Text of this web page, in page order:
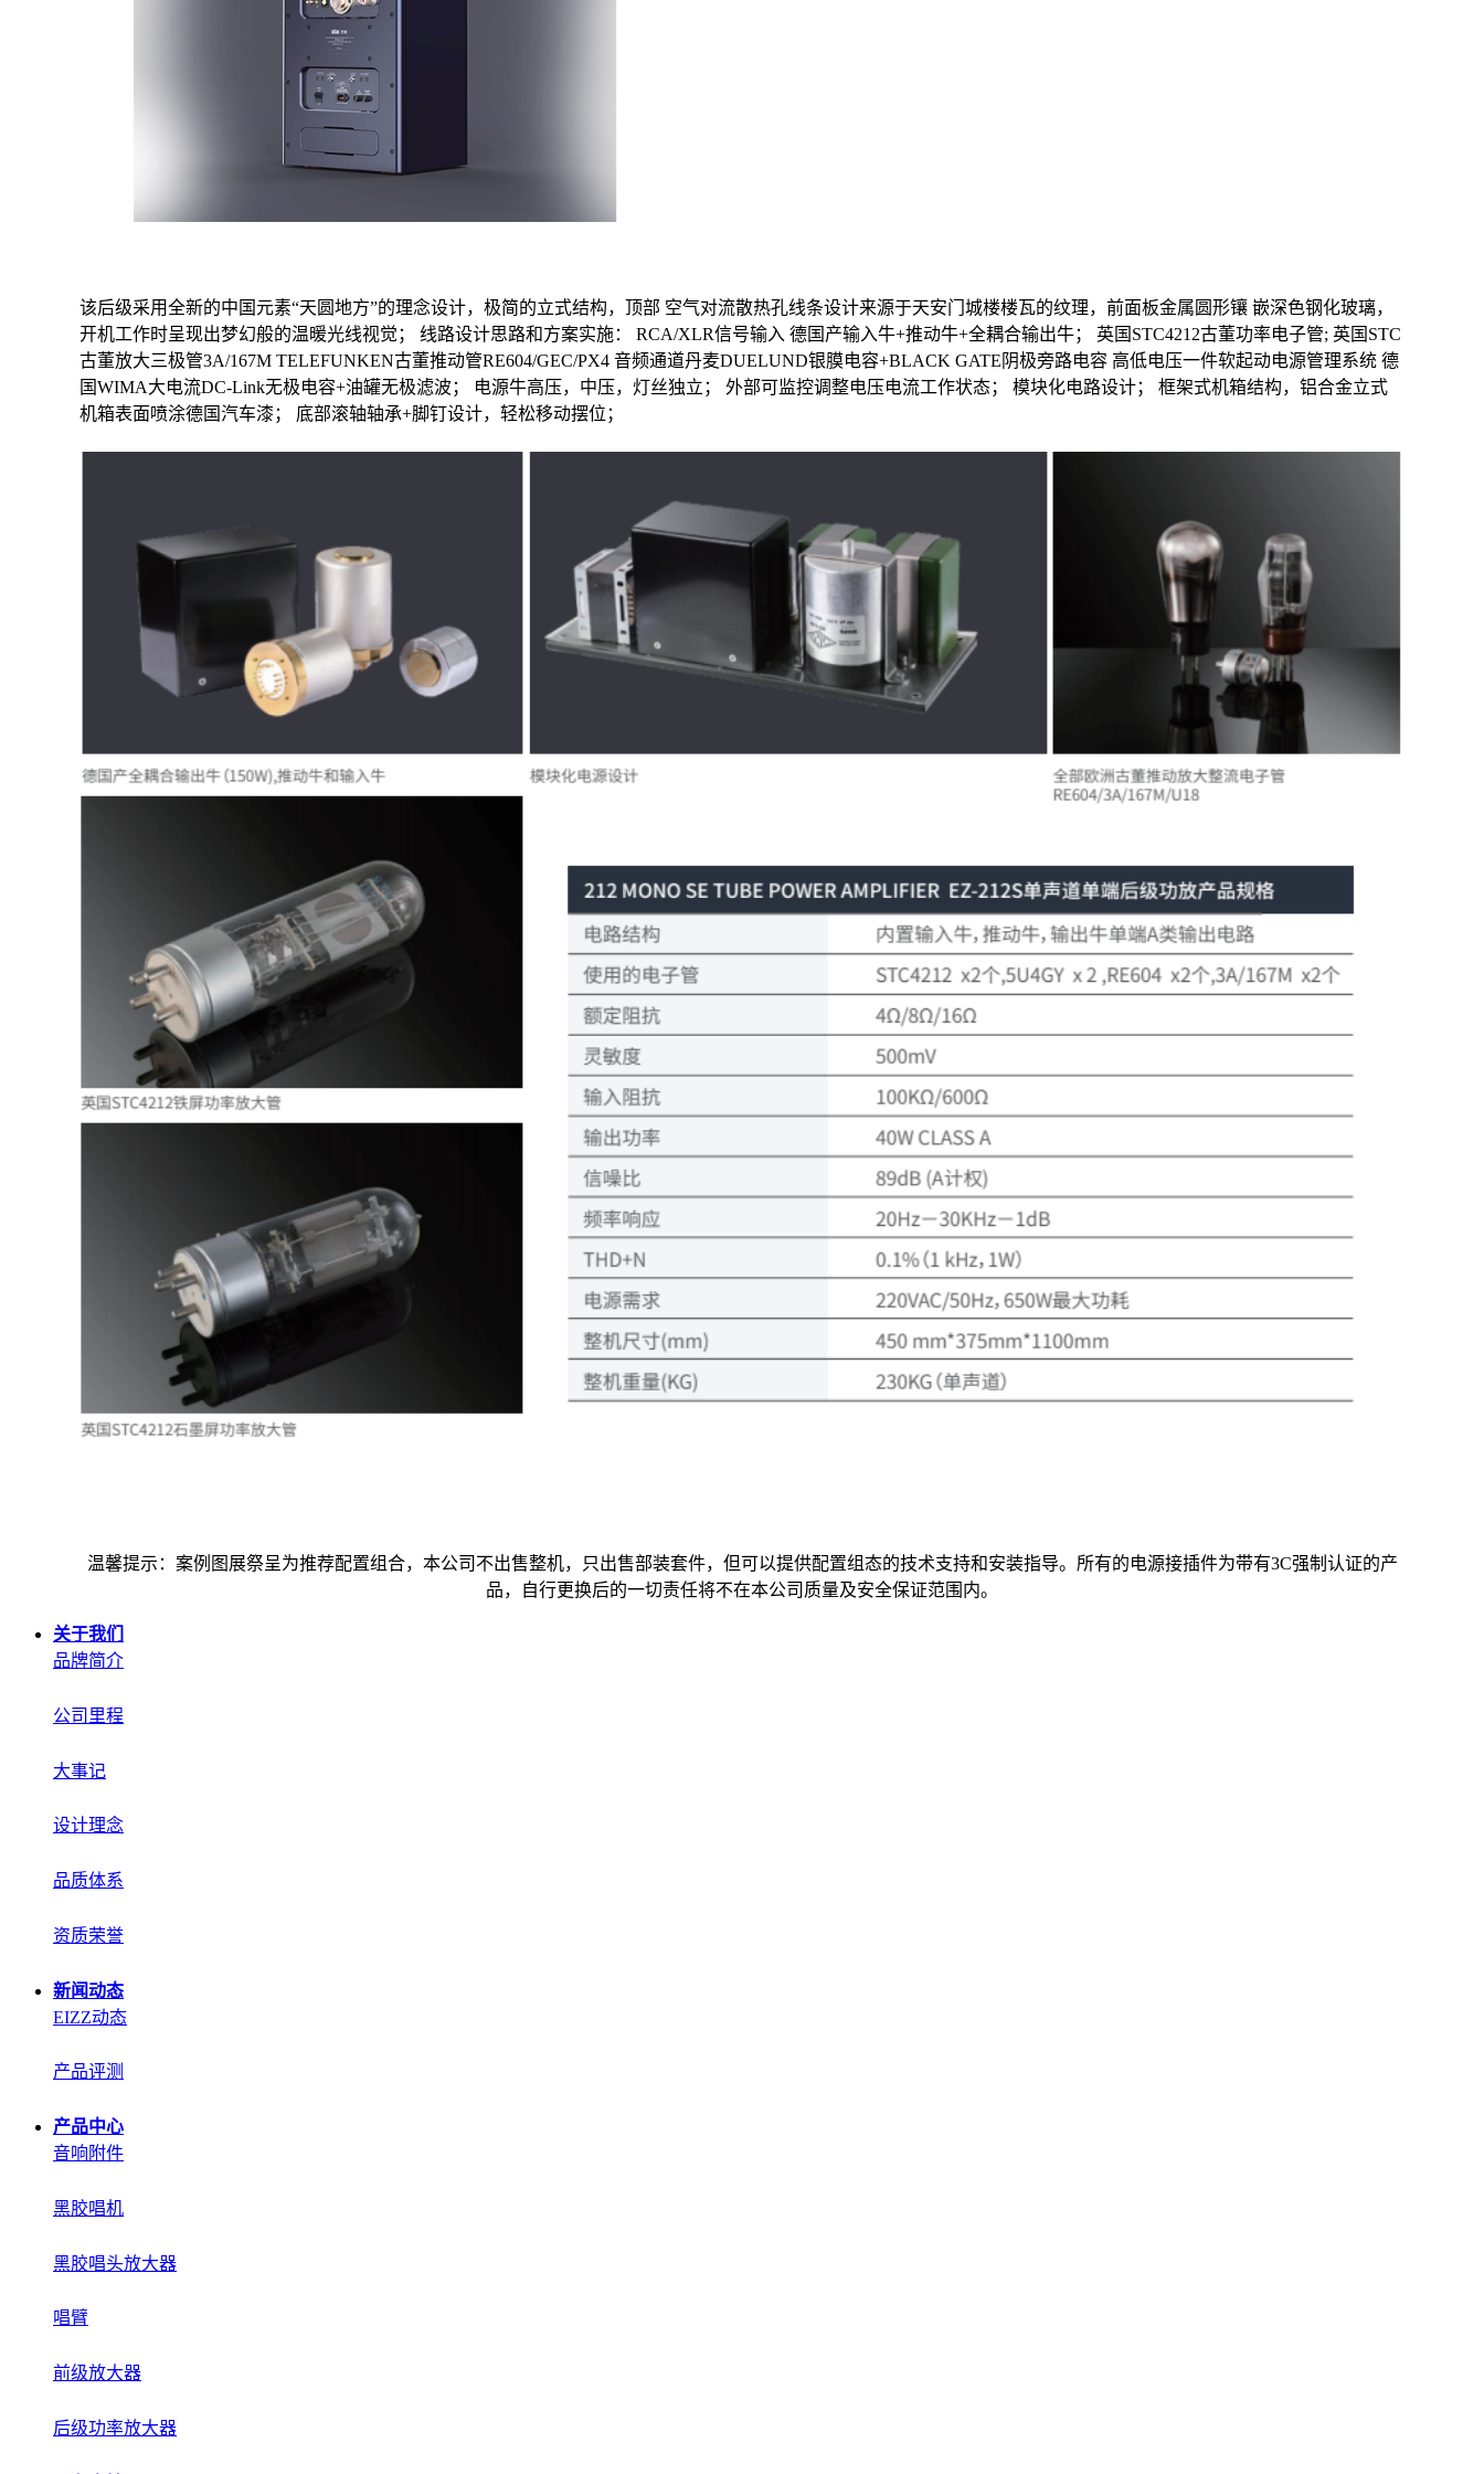
该后级采用全新的中国元素“天圆地方”的理念设计，极简的立式结构，顶部 空气对流散热孔线条设计来源于天安门城楼楼瓦的纹理，前面板金属圆形镶 嵌深色钢化玻璃，
开机工作时呈现出梦幻般的温暖光线视觉；
线路设计思路和方案实施： RCA/XLR信号输入 德国产输入牛+推动牛+全耦合输出牛； 英国STC4212古董功率电子管; 英国STC
古董放大三极管3A/167M TELEFUNKEN古董推动管RE604/GEC/PX4 音频通道丹麦DUELUND银膜电容+BLACK GATE阴极旁路电容 高低电压一件软起动电源管理系统 德
国WIMA大电流DC-Link无极电容+油罐无极滤波；
电源牛高压，中压，灯丝独立； 外部可监控调整电压电流工作状态； 模块化电路设计；
框架式机箱结构，铝合金立式
机箱表面喷涂德国汽车漆；
底部滚轴轴承+脚钉设计，轻松移动摆位；
温馨提示：案例图展祭呈为推荐配置组合，本公司不出售整机，只出售部装套件，但可以提供配置组态的技术支持和安装指导。所有的电源接插件为带有3C强制认证的产
品，自行更换后的一切责任将不在本公司质量及安全保证范围内。
关于我们
品牌简介
公司里程
大事记
设计理念
品质体系
资质荣誉
新闻动态
EIZZ动态
产品评测
产品中心
音响附件
黑胶唱机
黑胶唱头放大器
唱臂
前级放大器
后级功率放大器